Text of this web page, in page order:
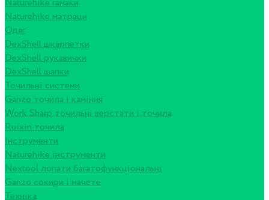
Naturehike гамаки
Naturehike матраци
Одяг
DexShell шкарпетки
DexShell рукавички
DexShell шапки
Точильні системи
Ganzo точила і каміння
Work Sharp точильні верстати і точила
Ruixin точила
Інструменти
Naturehike інструменти
Nextool лопати багатофункціональні
Ganzo сокири і мачете
Техніка